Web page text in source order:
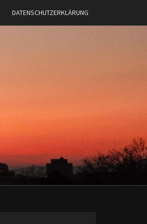
DATENSCHUTZERKLÄRUNG